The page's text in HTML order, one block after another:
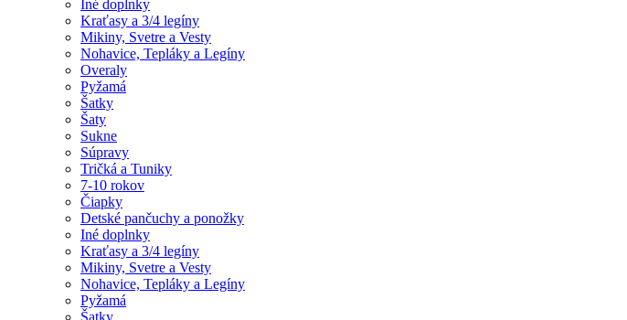
Iné doplnky
Kraťasy a 3/4 legíny
Mikiny, Svetre a Vesty
Nohavice, Tepláky a Legíny
Overaly
Pyžamá
Šatky
Šaty
Sukne
Súpravy
Tričká a Tuniky
7-10 rokov
Čiapky
Detské pančuchy a ponožky
Iné doplnky
Kraťasy a 3/4 legíny
Mikiny, Svetre a Vesty
Nohavice, Tepláky a Legíny
Pyžamá
Šatky